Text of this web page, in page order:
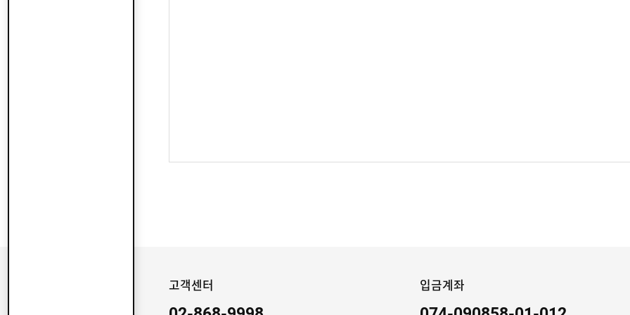
고객센터 입금계좌